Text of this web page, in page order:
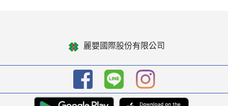
麗嬰國際股份有限公司